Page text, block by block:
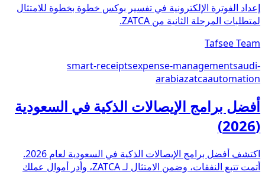
إعداد الفوترة الإلكترونية في تفسير بوكس خطوة بخطوة للامتثال
لمتطلبات المرحلة الثانية من ZATCA.
Tafsee Team
smart-receiptsexpense-managementsaudi-
arabiazatcaautomation
أفضل برامج الإيصالات الذكية في السعودية
(2026)
اكتشف أفضل برامج الإيصالات الذكية في السعودية لعام 2026.
أتمت تتبع النفقات، وضمن الامتثال لـ ZATCA، وأدر أموال عملك